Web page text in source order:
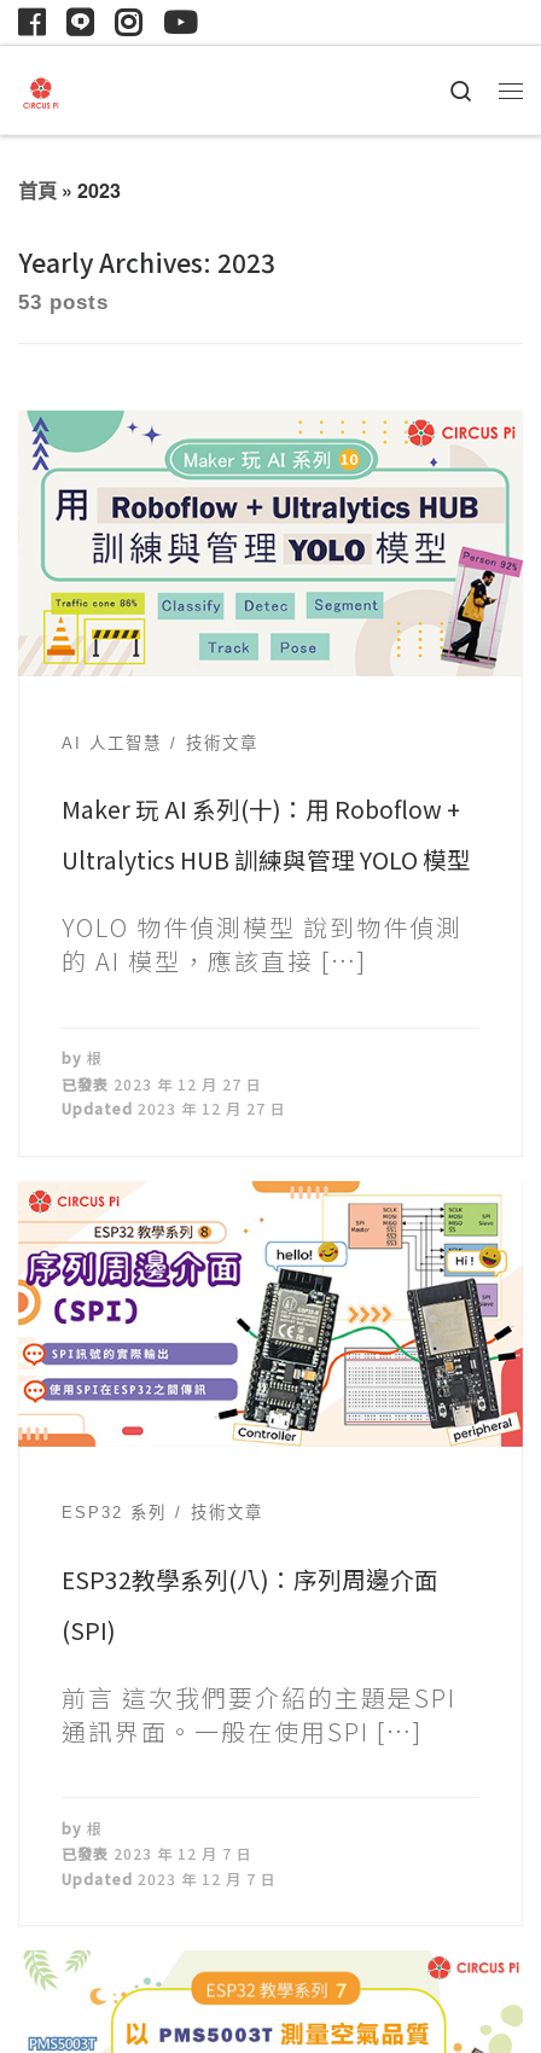
Search
首頁 » 2023
Yearly Archives: 2023
53 posts
AI 人工智慧 技術文章
Maker 玩 AI 系列(十)：用 Roboflow +
Ultralytics HUB 訓練與管理 YOLO 模型
YOLO 物件偵測模型 說到物件偵測
的 AI 模型，應該直接 […]
by 根
已發表 2023 年 12 月 27 日
Updated 2023 年 12 月 27 日
ESP32 系列 技術文章
ESP32教學系列(八)：序列周邊介面
(SPI)
前言 這次我們要介紹的主題是SPI
通訊界面。一般在使用SPI […]
by 根
已發表 2023 年 12 月 7 日
Updated 2023 年 12 月 7 日